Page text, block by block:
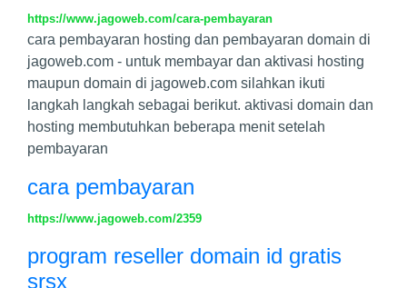
https://www.jagoweb.com/cara-pembayaran
cara pembayaran hosting dan pembayaran domain di
jagoweb.com - untuk membayar dan aktivasi hosting
maupun domain di jagoweb.com silahkan ikuti
langkah langkah sebagai berikut. aktivasi domain dan
hosting membutuhkan beberapa menit setelah
pembayaran
cara pembayaran
https://www.jagoweb.com/2359
program reseller domain id gratis
srsx